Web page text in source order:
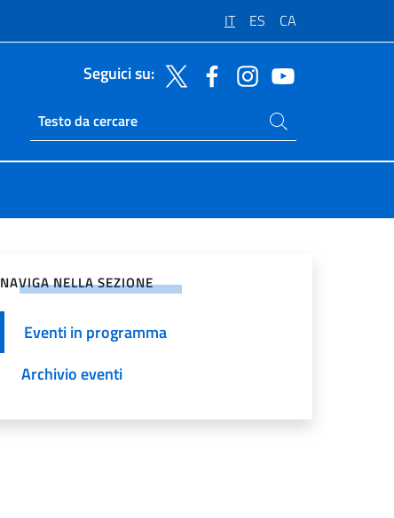
IT ES CA
Seguici su:
Ricerca sito live
Cerca nel sito
NAVIGA NELLA SEZIONE
Eventi in programma
Archivio eventi